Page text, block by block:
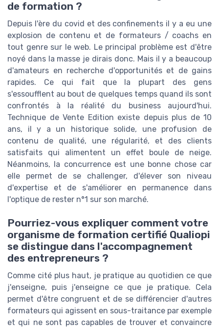
de formation ?
Depuis l'ère du covid et des confinements il y a eu une
explosion de contenu et de formateurs / coachs en
tout genre sur le web. Le principal problème est d'être
noyé dans la masse je dirais donc. Mais il y a beaucoup
d'amateurs en recherche d'opportunités et de gains
rapides. Ce qui fait que la plupart des gens
s'essoufflent au bout de quelques temps quand ils sont
confrontés à la réalité du business aujourd'hui.
Technique de Vente Edition existe depuis plus de 10
ans, il y a un historique solide, une profusion de
contenu de qualité, une régularité, et des clients
satisfaits qui alimentent un effet boule de neige.
Néanmoins, la concurrence est une bonne chose car
elle permet de se challenger, d'élever son niveau
d'expertise et de s'améliorer en permanence dans
l'optique de rester n°1 sur son marché.
Pourriez-vous expliquer comment votre
organisme de formation certifié Qualiopi
se distingue dans l'accompagnement
des entrepreneurs ?
Comme cité plus haut, je pratique au quotidien ce que
j'enseigne, puis j'enseigne ce que je pratique. Cela
permet d'être congruent et de se différencier d'autres
formateurs qui agissent en sous-traitance par exemple
et qui ne sont pas capables de trouver et convaincre